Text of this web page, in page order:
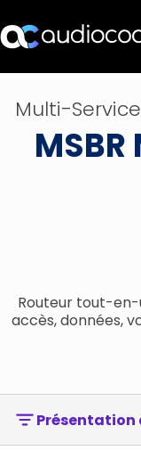
Produits et
Partners
Services et
Multi-
Routeur tout-
accès, données,
Présentation